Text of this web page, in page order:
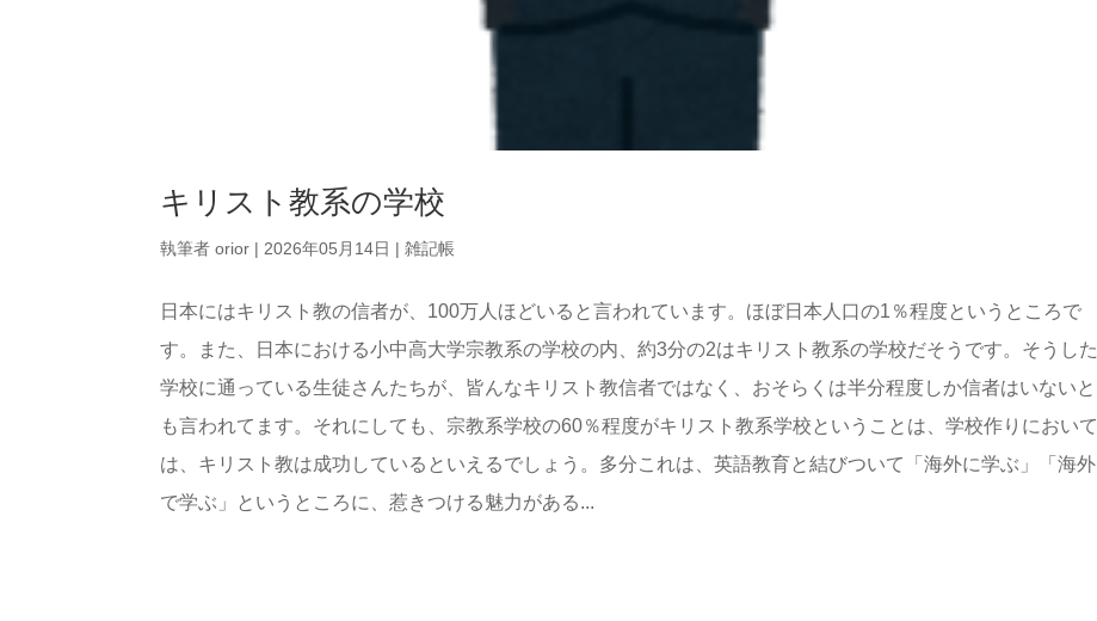
キリスト教系の学校
執筆者orior | 2026年05月14日 |雑記帳
日本にはキリスト教の信者が、100万人ほどいると言われています。ほぼ日本人口の1％程度というところで
す。また、日本における小中高大学宗教系の学校の内、約3分の2はキリスト教系の学校だそうです。そうした
学校に通っている生徒さんたちが、皆んなキリスト教信者ではなく、おそらくは半分程度しか信者はいないと
も言われてます。それにしても、宗教系学校の60％程度がキリスト教系学校ということは、学校作りにおいて
は、キリスト教は成功しているといえるでしょう。多分これは、英語教育と結びついて「海外に学ぶ」「海外
で学ぶ」というところに、惹きつける魅力がある...